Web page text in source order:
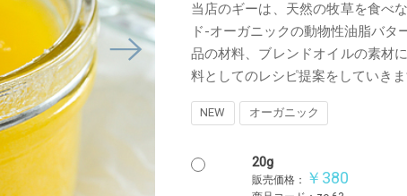
当店のギーは、天然の牧草を食べ
ド-オーガニックの動物性油脂バ
品の材料、ブレンドオイルの素材
料としてのレシピ提案をしていき
NEW オーガニック
20g
販売価格： ￥380